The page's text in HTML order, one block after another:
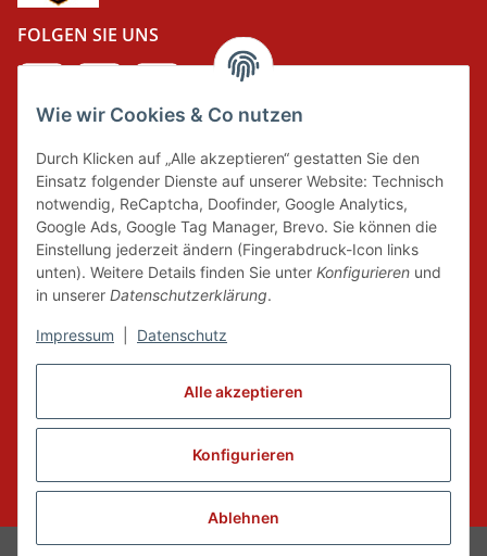
Alle akzeptieren
Konfigurieren
Ablehnen
Wie wir Cookies & Co nutzen
Durch Klicken auf „Alle akzeptieren“ gestatten Sie den
Einsatz folgender Dienste auf unserer Website: Technisch
notwendig, ReCaptcha, Doofinder, Google Analytics,
Google Ads, Google Tag Manager, Brevo. Sie können die
Einstellung jederzeit ändern (Fingerabdruck-Icon links
unten). Weitere Details finden Sie unter Konfigurieren und
in unserer Datenschutzerklärung.
Impressum Datenschutz
FOLGEN SIE UNS
Wir tragen Verantwortung und erfüllen unsere
Pflichten zur Systembeteiligung nach dem
Verpackungsgesetz.
FAIRCOMMERCE
Wir sind seit 04.12.2015 Mitglied der Initiative
Vertrag widerrufen
* Alle Preise inkl. gesetzlicher MwSt., zzgl.